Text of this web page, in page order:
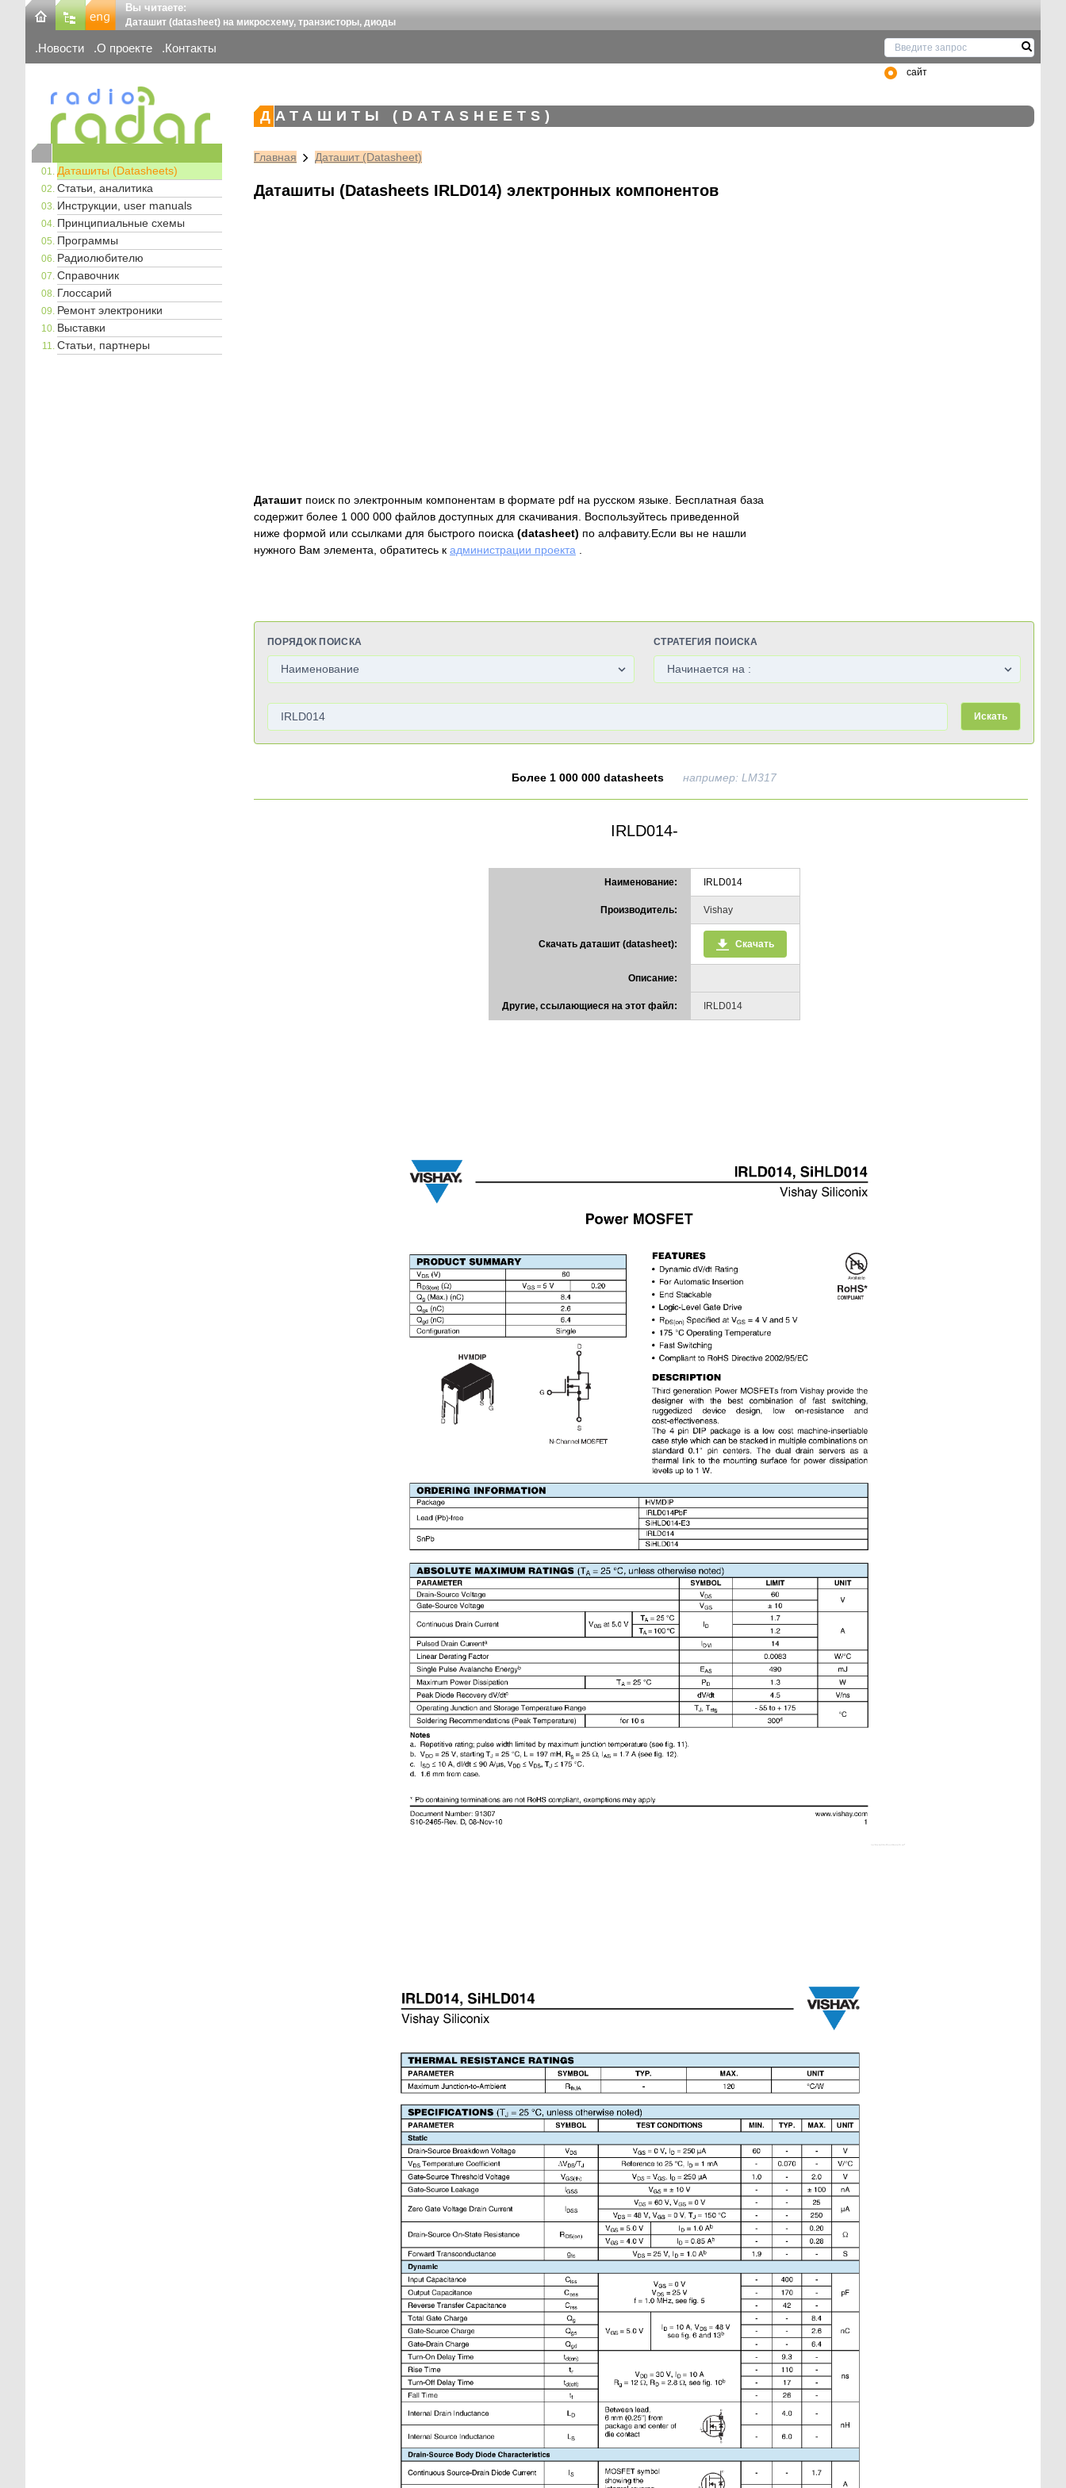
Вы читаете:
Даташит (datasheet) на микросхему, транзисторы, диоды
Новости О проекте Контакты
сайт
Даташиты (Datasheets)
Статьи, аналитика
Инструкции, user manuals
Принципиальные схемы
Программы
Радиолюбителю
Справочник
Глоссарий
Ремонт электроники
Выставки
Статьи, партнеры
ДАТАШИТЫ (DATASHEETS)
Главная Даташит (Datasheet)
Даташиты (Datasheets IRLD014) электронных компонентов
Даташит поиск по электронным компонентам в формате pdf на русском языке. Бесплатная база
содержит более 1 000 000 файлов доступных для скачивания. Воспользуйтесь приведенной
ниже формой или ссылками для быстрого поиска (datasheet) по алфавиту.Если вы не нашли
нужного Вам элемента, обратитесь к администрации проекта .
ПОРЯДОК ПОИСКА СТРАТЕГИЯ ПОИСКА
Искать
Более 1 000 000 datasheets например: LM317
IRLD014-
Наименование: IRLD014
Производитель: Vishay
Скачать даташит (datasheet): Скачать
Описание:
Другие, ссылающиеся на этот файл: IRLD014